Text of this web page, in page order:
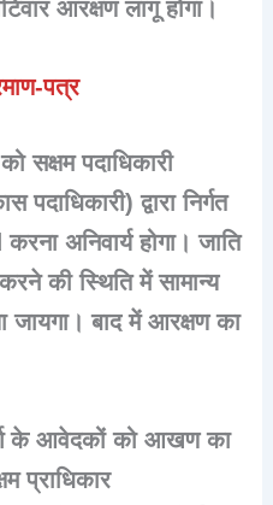
आरक्षण लागू होगा।
पत्र
सक्षम पदाधिकारी
द्वारा निर्गत
अनिवार्य होगा। जाति
की स्थिति में सामान्य
जायगा। बाद में आरक्षण का
के आवेदकों को आखण का
प्राधिकार